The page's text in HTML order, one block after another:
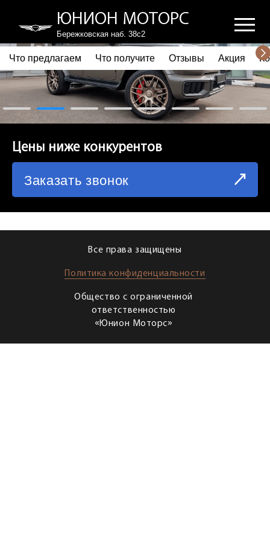
ЮНИОН МОТОРС
Бережковская наб. 38с2
ПОЧЕМУ ВЫБИРАЮТ НАС
ЧТО ПРЕДЛАГАЕМ
ЧТО ПОЛУЧИТЕ
СХЕМА ПРОЕЗДА
Что предлагаем Что получите Отзывы Акция
Цены ниже конкурентов
Заказать звонок
Все права защищены
Политика конфиденциальности
Общество с ограниченной
ответственностью
«Юнион Моторс»